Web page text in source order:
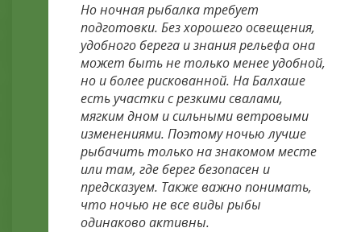
Но ночная рыбалка требует
подготовки. Без хорошего освещения,
удобного берега и знания рельефа она
может быть не только менее удобной,
но и более рискованной. На Балхаше
есть участки с резкими свалами,
мягким дном и сильными ветровыми
изменениями. Поэтому ночью лучше
рыбачить только на знакомом месте
или там, где берег безопасен и
предсказуем. Также важно понимать,
что ночью не все виды рыбы
одинаково активны.